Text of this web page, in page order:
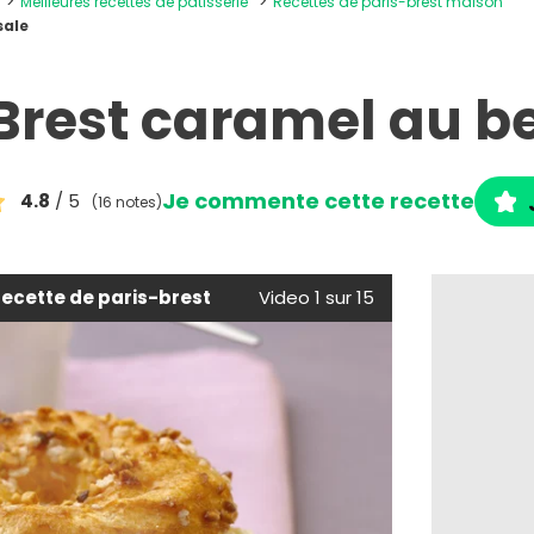
caramel au
4.8 / 5 (16 notes)Je commente cette recette
de paris-brest Video 1 sur 15